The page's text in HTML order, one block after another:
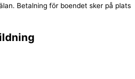
Betalning för boendet sker på plats